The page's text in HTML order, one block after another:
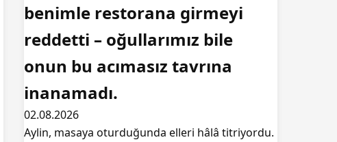
benimle restorana girmeyi
reddetti – oğullarımız bile
onun bu acımasız tavrına
inanamadı.
02.08.2026
Aylin, masaya oturduğunda elleri hâlâ titriyordu.